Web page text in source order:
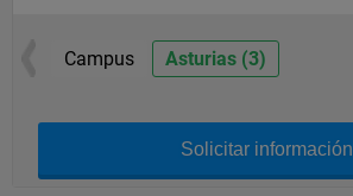
Campus Asturias (3)
Solicitar información